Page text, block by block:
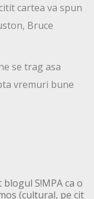
cartea va spun
Bruce
se trag asa
vremuri bune
S!MPA ca o
(cultural, pe cit